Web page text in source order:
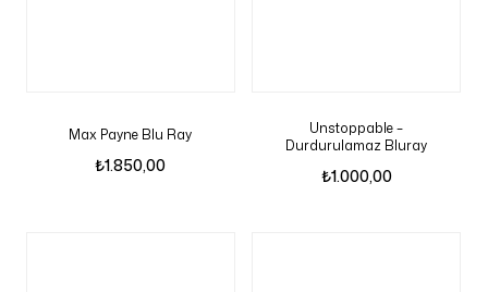
Max Payne Blu Ray
₺1.850,00
Unstoppable –
Durdurulamaz Bluray
₺1.000,00